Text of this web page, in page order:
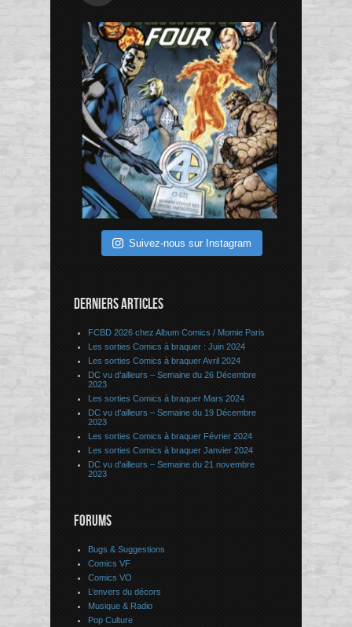
Suivez-nous sur Instagram
DERNIERS ARTICLES
FCBD 2026 chez Album Comics / Momie Paris
Les sorties Comics à braquer : Juin 2024
Les sorties Comics à braquer Avril 2024
DC vu d’ailleurs – Semaine du 26 Décembre
2023
Les sorties Comics à braquer Mars 2024
DC vu d’ailleurs – Semaine du 19 Décembre
2023
Les sorties Comics à braquer Février 2024
Les sorties Comics à braquer Janvier 2024
DC vu d’ailleurs – Semaine du 21 novembre
2023
FORUMS
Bugs & Suggestions
Comics VF
Comics VO
L’envers du décors
Musique & Radio
Pop Culture